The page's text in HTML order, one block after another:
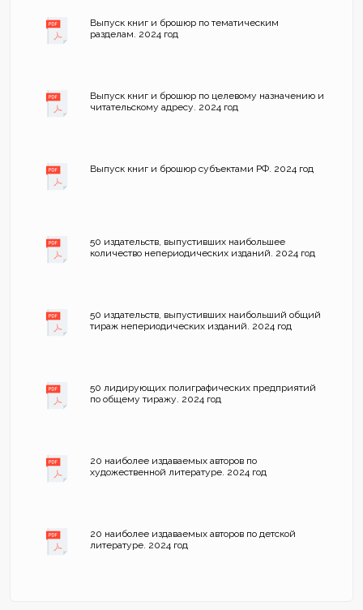
Выпуск книг и брошюр по тематическим
разделам. 2024 год
Выпуск книг и брошюр по целевому назначению и
читательскому адресу. 2024 год
Выпуск книг и брошюр субъектами РФ. 2024 год
50 издательств, выпустивших наибольшее
количество непериодических изданий. 2024 год
50 издательств, выпустивших наибольший общий
тираж непериодических изданий. 2024 год
50 лидирующих полиграфических предприятий
по общему тиражу. 2024 год
20 наиболее издаваемых авторов по
художественной литературе. 2024 год
20 наиболее издаваемых авторов по детской
литературе. 2024 год